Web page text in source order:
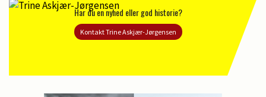
Har du en nyhed eller god historie?
Kontakt Trine Askjær-Jørgensen